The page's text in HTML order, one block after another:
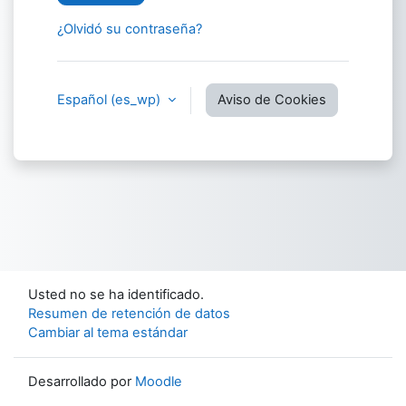
¿Olvidó su contraseña?
Español ‎(es_wp)‎ Aviso de Cookies
Usted no se ha identificado.
Resumen de retención de datos
Cambiar al tema estándar
Desarrollado por Moodle